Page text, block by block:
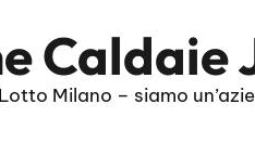
Caldaie
Milano – siamo